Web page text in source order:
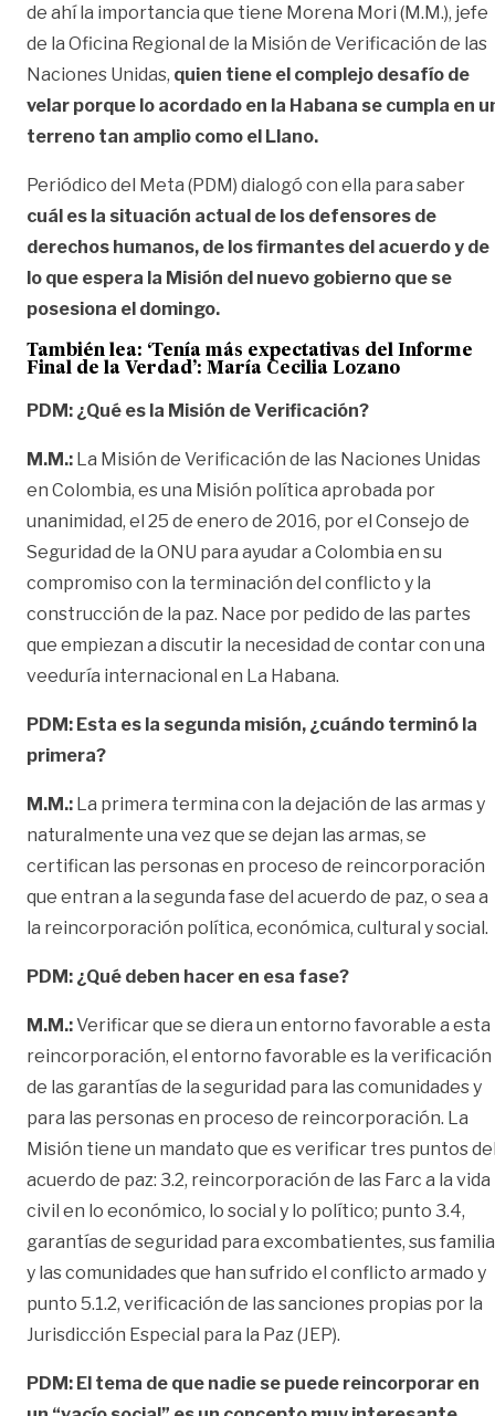
de ahí la importancia que tiene Morena Mori (M.M.), jefe
de la Oficina Regional de la Misión de Verificación de las
Naciones Unidas, quien tiene el complejo desafío de
velar porque lo acordado en la Habana se cumpla en
terreno tan amplio como el Llano.
Periódico del Meta (PDM) dialogó con ella para saber
cuál es la situación actual de los defensores de
derechos humanos, de los firmantes del acuerdo y de
lo que espera la Misión del nuevo gobierno que se
posesiona el domingo.
También lea: ‘Tenía más expectativas del Informe
Final de la Verdad’: María Cecilia Lozano
PDM: ¿Qué es la Misión de Verificación?
M.M.: La Misión de Verificación de las Naciones Unidas
en Colombia, es una Misión política aprobada por
unanimidad, el 25 de enero de 2016, por el Consejo de
Seguridad de la ONU para ayudar a Colombia en su
compromiso con la terminación del conflicto y la
construcción de la paz. Nace por pedido de las partes
que empiezan a discutir la necesidad de contar con una
veeduría internacional en La Habana.
PDM: Esta es la segunda misión, ¿cuándo terminó la
primera?
M.M.: La primera termina con la dejación de las armas y
naturalmente una vez que se dejan las armas, se
certifican las personas en proceso de reincorporación
que entran a la segunda fase del acuerdo de paz, o sea a
la reincorporación política, económica, cultural y social.
PDM: ¿Qué deben hacer en esa fase?
M.M.:Verificar que se diera un entorno favorable a esta
reincorporación, el entorno favorable es la verificación
de las garantías de la seguridad para las comunidades y
para las personas en proceso de reincorporación. La
Misión tiene un mandato que es verificar tres puntos
acuerdo de paz: 3.2, reincorporación de las Farc a la vida
civil en lo económico, lo social y lo político; punto 3.4,
garantías de seguridad para excombatientes, sus
y las comunidades que han sufrido el conflicto armado y
punto 5.1.2, verificación de las sanciones propias por la
Jurisdicción Especial para la Paz (JEP).
PDM: El tema de que nadie se puede reincorporar en